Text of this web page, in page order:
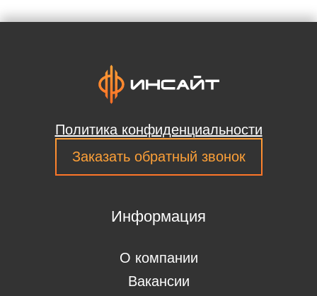
Политика конфиденциальности
Заказать обратный звонок
Информация
О компании
Вакансии